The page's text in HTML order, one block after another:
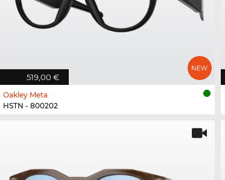
519,00 €
Oakley Meta
HSTN - 800202